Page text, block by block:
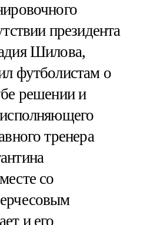
президента
Шилова,
футболистам о
решении и
тренера
со
и его